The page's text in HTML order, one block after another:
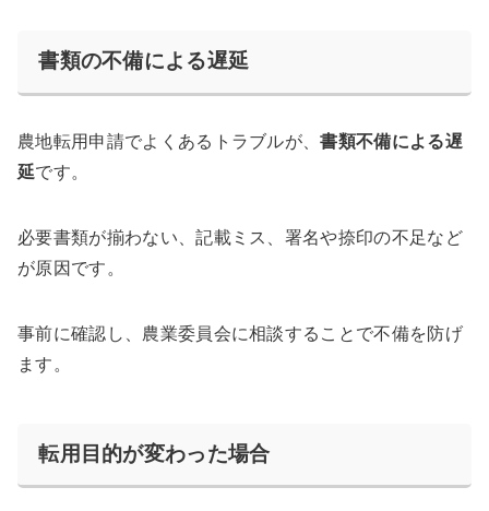
書類の不備による遅延
農地転用申請でよくあるトラブルが、書類不備による遅
延です。
必要書類が揃わない、記載ミス、署名や捺印の不足など
が原因です。
事前に確認し、農業委員会に相談することで不備を防げ
ます。
転用目的が変わった場合